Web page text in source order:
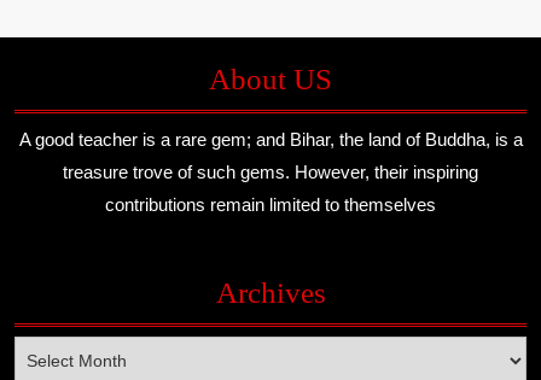
About US
A good teacher is a rare gem; and Bihar, the land of Buddha, is a
treasure trove of such gems. However, their inspiring
contributions remain limited to themselves
Archives